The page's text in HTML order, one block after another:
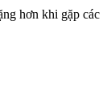
hơn khi gặp các